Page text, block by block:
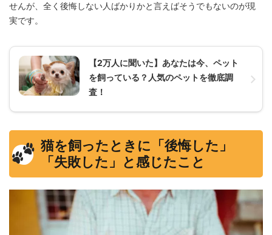
せんが、全く後悔しない人ばかりかと言えばそうでもないのが現
実です。
【2万人に聞いた】あなたは今、ペット
を飼っている？人気のペットを徹底調
査！
猫を飼ったときに「後悔した」
「失敗した」と感じたこと